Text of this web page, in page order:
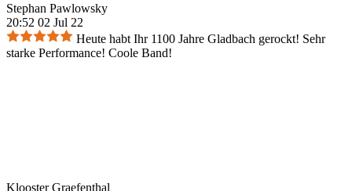
Stephan Pawlowsky
20:52 02 Jul 22
Heute habt Ihr 1100 Jahre Gladbach gerockt! Sehr
starke Performance! Coole Band!
Klooster Graefenthal